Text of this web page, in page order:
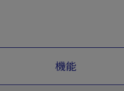
機能